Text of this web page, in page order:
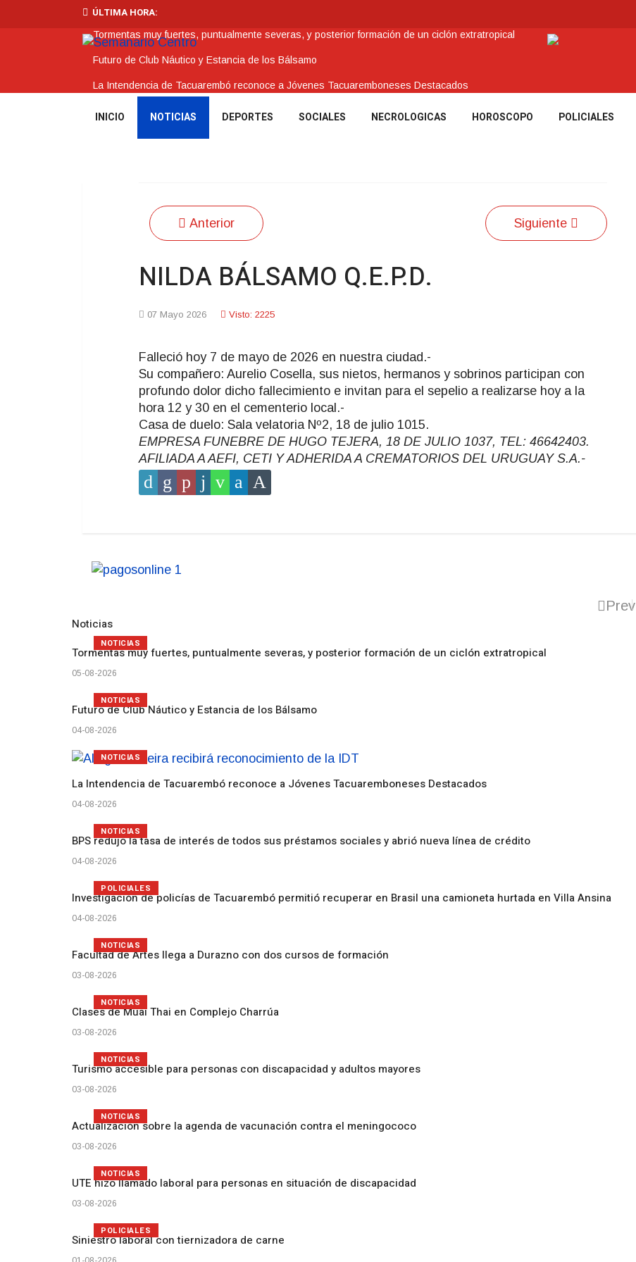
ÚLTIMA HORA:
Tormentas muy fuertes, puntualmente severas, y posterior formación de un ciclón extratropical
Futuro de Club Náutico y Estancia de los Bálsamo
La Intendencia de Tacuarembó reconoce a Jóvenes Tacuaremboneses Destacados
BPS redujo la tasa de interés de todos sus préstamos sociales y abrió nueva línea de crédito
INICIO NOTICIAS DEPORTES SOCIALES NECROLOGICAS HOROSCOPO POLICIALES
Anterior Siguiente
NILDA BÁLSAMO Q.E.P.D.
07 Mayo 2026 Visto: 2225
Falleció hoy 7 de mayo de 2026 en nuestra ciudad.-
Su compañero: Aurelio Cosella, sus nietos, hermanos y sobrinos participan con
profundo dolor dicho fallecimiento e invitan para el sepelio a realizarse hoy a la
hora 12 y 30 en el cementerio local.-
Casa de duelo: Sala velatoria Nº2, 18 de julio 1015.
EMPRESA FUNEBRE DE HUGO TEJERA, 18 DE JULIO 1037, TEL: 46642403.
AFILIADA A AEFI, CETI Y ADHERIDA A CREMATORIOS DEL URUGUAY S.A.-
Noticias
Prev
Tormentas muy fuertes, puntualmente severas, y posterior formación de un ciclón extratropical
05-08-2026
NOTICIAS
Futuro de Club Náutico y Estancia de los Bálsamo
04-08-2026
NOTICIAS
La Intendencia de Tacuarembó reconoce a Jóvenes Tacuaremboneses Destacados
04-08-2026
NOTICIAS
BPS redujo la tasa de interés de todos sus préstamos sociales y abrió nueva línea de crédito
04-08-2026
NOTICIAS
Investigación de policías de Tacuarembó permitió recuperar en Brasil una camioneta hurtada en Villa Ansina
04-08-2026
POLICIALES
Facultad de Artes llega a Durazno con dos cursos de formación
03-08-2026
NOTICIAS
Clases de Muai Thai en Complejo Charrúa
03-08-2026
NOTICIAS
Turismo accesible para personas con discapacidad y adultos mayores
03-08-2026
NOTICIAS
Actualización sobre la agenda de vacunación contra el meningococo
03-08-2026
NOTICIAS
UTE hizo llamado laboral para personas en situación de discapacidad
03-08-2026
NOTICIAS
Siniestro laboral con tiernizadora de carne
POLICIALES